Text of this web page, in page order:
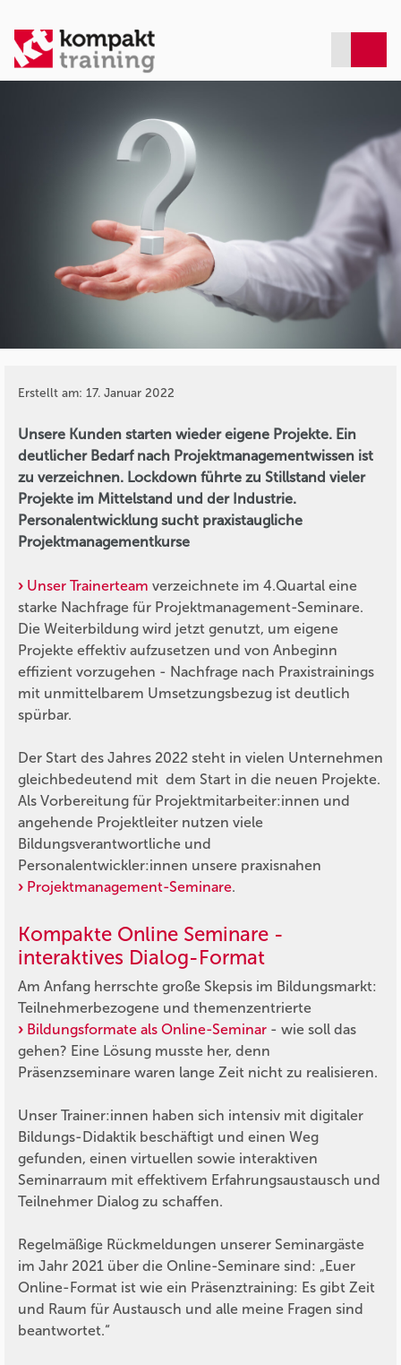
Erstellt am: 17. Januar 2022
Unsere Kunden starten wieder eigene Projekte. Ein
deutlicher Bedarf nach Projektmanagementwissen ist
zu verzeichnen. Lockdown führte zu Stillstand vieler
Projekte im Mittelstand und der Industrie.
Personalentwicklung sucht praxistaugliche
Projektmanagementkurse
Unser Trainerteam verzeichnete im 4.Quartal eine
starke Nachfrage für Projektmanagement-Seminare.
Die Weiterbildung wird jetzt genutzt, um eigene
Projekte effektiv aufzusetzen und von Anbeginn
effizient vorzugehen - Nachfrage nach Praxistrainings
mit unmittelbarem Umsetzungsbezug ist deutlich
spürbar.
Der Start des Jahres 2022 steht in vielen Unternehmen
gleichbedeutend mit dem Start in die neuen Projekte.
Als Vorbereitung für Projektmitarbeiter:innen und
angehende Projektleiter nutzen viele
Bildungsverantwortliche und
Personalentwickler:innen unsere praxisnahen
Projektmanagement-Seminare.
Kompakte Online Seminare -
interaktives Dialog-Format
Am Anfang herrschte große Skepsis im Bildungsmarkt:
Teilnehmerbezogene und themenzentrierte
Bildungsformate als Online-Seminar - wie soll das
gehen? Eine Lösung musste her, denn
Präsenzseminare waren lange Zeit nicht zu realisieren.
Unser Trainer:innen haben sich intensiv mit digitaler
Bildungs-Didaktik beschäftigt und einen Weg
gefunden, einen virtuellen sowie interaktiven
Seminarraum mit effektivem Erfahrungsaustausch und
Teilnehmer Dialog zu schaffen.
Regelmäßige Rückmeldungen unserer Seminargäste
im Jahr 2021 über die Online-Seminare sind: „Euer
Online-Format ist wie ein Präsenztraining: Es gibt Zeit
und Raum für Austausch und alle meine Fragen sind
beantwortet.“